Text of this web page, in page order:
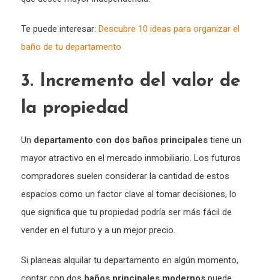
Te puede interesar: Descubre 10 ideas para organizar el
baño de tu departamento
3. Incremento del valor de
la propiedad
Un departamento con dos baños principales tiene un
mayor atractivo en el mercado inmobiliario. Los futuros
compradores suelen considerar la cantidad de estos
espacios como un factor clave al tomar decisiones, lo
que significa que tu propiedad podría ser más fácil de
vender en el futuro y a un mejor precio.
Si planeas alquilar tu departamento en algún momento,